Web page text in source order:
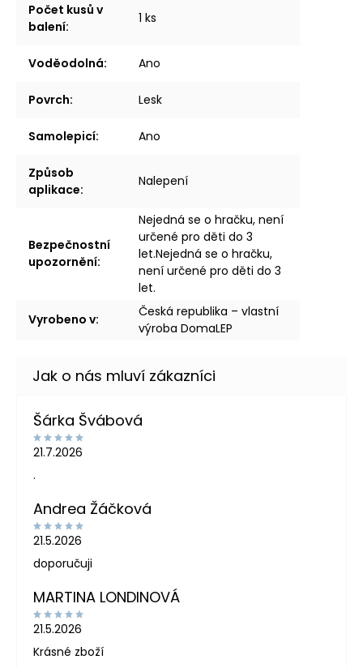
Počet kusů v
balení:
1 ks
Voděodolná: Ano
Povrch: Lesk
Samolepicí: Ano
Způsob
aplikace:
Nalepení
Bezpečnostní
upozornění:
Nejedná se o hračku, není
určené pro děti do 3
let.Nejedná se o hračku,
není určené pro děti do 3
let.
Vyrobeno v:
Česká republika – vlastní
výroba DomaLEP
Šárka Švábová
21.7.2026
.
Andrea Žáčková
21.5.2026
doporučuji
MARTINA LONDINOVÁ
21.5.2026
Krásné zboží